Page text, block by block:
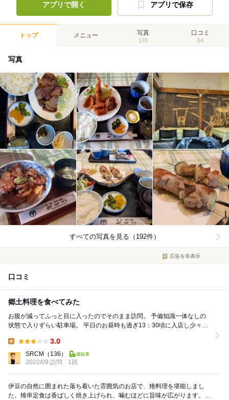
アプリで開く アプリで保存
トップ メニュー 写真
178
口コミ
64
写真
すべての写真を見る（192件）
広告を非表示
口コミ
郷土料理を食べてみた
お腹が減ってふっと目に入ったのでそのまま訪問。 予備知識一体なしの
状態で入りずらい駐車場。 平日のお昼時も過ぎ13：30頃に入店し少々の
3.0
SRCM
（136）
2022/09 訪問
1回
伊豆の自然に囲まれた落ち着いた雰囲気のお店で、雉料理を堪能しまし
た。雉串定食は香ばしく焼き上げられ、噛むほどに旨味が広がります。雉